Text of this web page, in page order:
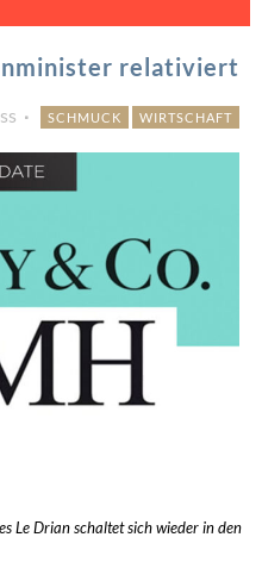
relativiert
SCHMUCK WIRTSCHAFT
Le Drian schaltet sich wieder in den